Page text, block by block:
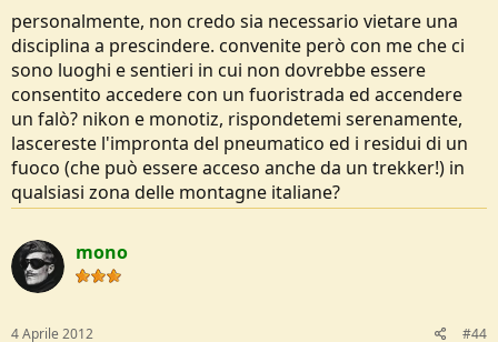
personalmente, non credo sia necessario vietare una
disciplina a prescindere. convenite però con me che ci
sono luoghi e sentieri in cui non dovrebbe essere
consentito accedere con un fuoristrada ed accendere
un falò? nikon e monotiz, rispondetemi serenamente,
lascereste l'impronta del pneumatico ed i residui di un
fuoco (che può essere acceso anche da un trekker!) in
qualsiasi zona delle montagne italiane?
mono
4 Aprile 2012 #44